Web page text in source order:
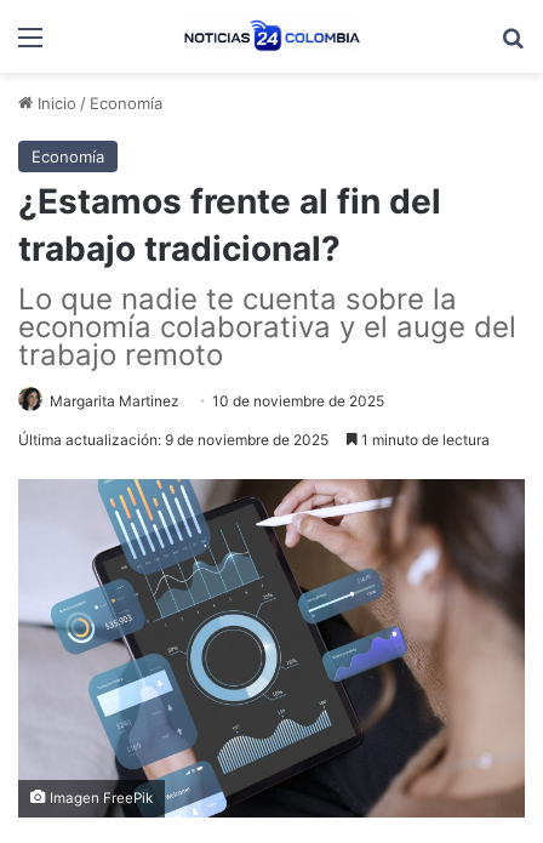
Menú
Inicio / Economía
Economía
¿Estamos frente al fin del
trabajo tradicional?
Lo que nadie te cuenta sobre la
economía colaborativa y el auge del
trabajo remoto
Margarita Martinez 10 de noviembre de 2025
Última actualización: 9 de noviembre de 2025 1 minuto de lectura
Imagen FreePik